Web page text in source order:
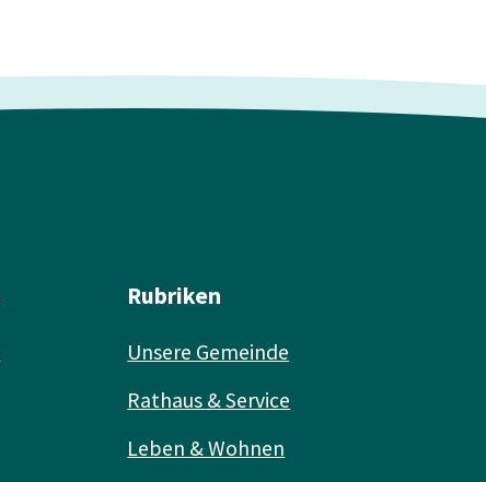
Rubriken
Unsere Gemeinde
Rathaus & Service
Leben & Wohnen